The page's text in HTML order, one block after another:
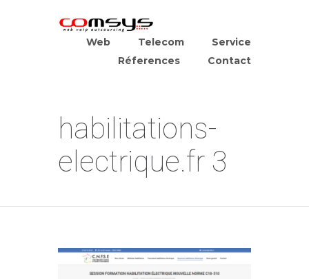
Web Telecom
Service
Réferences
Contact
habilitations-
electrique.fr 3